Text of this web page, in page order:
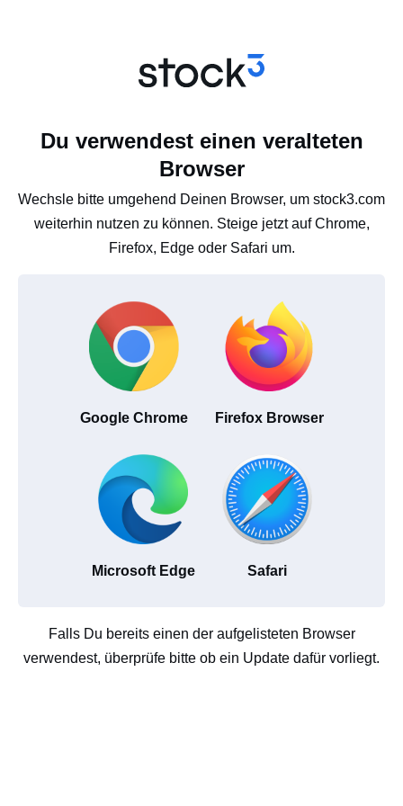
Du verwendest einen veralteten
Browser
Wechsle bitte umgehend Deinen Browser, um stock3.com
weiterhin nutzen zu können. Steige jetzt auf Chrome,
Firefox, Edge oder Safari um.
Google Chrome Firefox Browser
Microsoft Edge Safari
Falls Du bereits einen der aufgelisteten Browser
verwendest, überprüfe bitte ob ein Update dafür vorliegt.